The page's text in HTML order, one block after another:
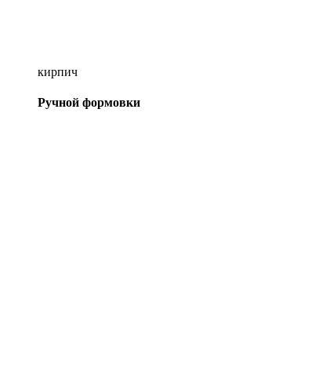
кирпич
Ручной формовки